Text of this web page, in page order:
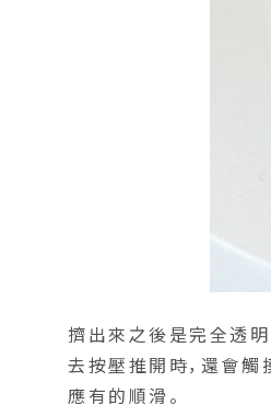
擠出來之後是完全透
去按壓推開時，還會觸
應有的順滑。